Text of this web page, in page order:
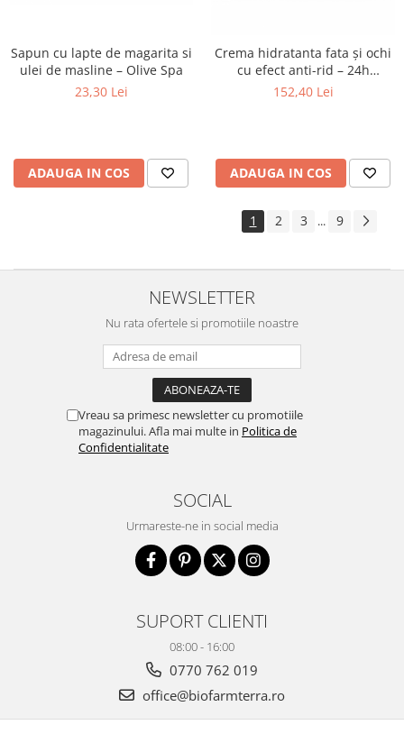
Sapun cu lapte de magarita si
ulei de masline – Olive Spa
23,30 Lei
ADAUGA IN COS
Crema hidratanta fata și ochi
cu efect anti-rid – 24h
hidratare - 50 ml Santo
152,40 Lei
ADAUGA IN COS
1 2 3 ... 9
NEWSLETTER
Nu rata ofertele si promotiile noastre
Vreau sa primesc newsletter cu promotiile
magazinului. Afla mai multe in Politica de
Confidentialitate
SOCIAL
Urmareste-ne in social media
SUPORT CLIENTI
08:00 - 16:00
0770 762 019
office@biofarmterra.ro